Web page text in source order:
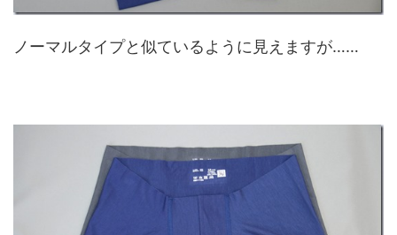
ノーマルタイプと似ているように見えますが……